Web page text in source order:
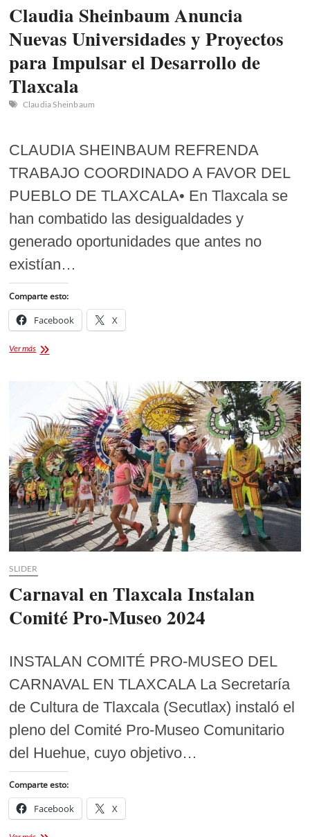
Claudia Sheinbaum Anuncia
Nuevas Universidades y Proyectos
para Impulsar el Desarrollo de
Tlaxcala
Claudia Sheinbaum
CLAUDIA SHEINBAUM REFRENDA
TRABAJO COORDINADO A FAVOR DEL
PUEBLO DE TLAXCALA• En Tlaxcala se
han combatido las desigualdades y
generado oportunidades que antes no
existían…
Comparte esto:
Facebook X
Ver másClaudia
Universidades
Proyectos
para
Impulsar
el
Desarrollo
de
Tlaxcala
SLIDER
Carnaval en Tlaxcala Instalan
Comité Pro-Museo 2024
INSTALAN COMITÉ PRO-MUSEO DEL
CARNAVAL EN TLAXCALA La Secretaría
de Cultura de Tlaxcala (Secutlax) instaló el
pleno del Comité Pro-Museo Comunitario
del Huehue, cuyo objetivo…
Comparte esto:
Facebook X